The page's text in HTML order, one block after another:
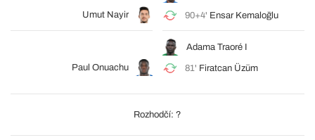
Umut Nayir 90+4' Ensar Kemaloğlu
Paul Onuachu
Adama Traoré I
81' Firatcan Üzüm
Rozhodčí: ?